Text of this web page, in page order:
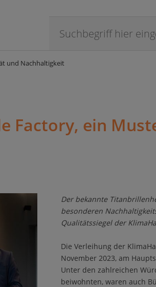
und Nachhaltigkeit
Factory, ein
Der bekannte
besonderen
Qualitätssiegel der
Die Verleihung der
November 2023, am
Unter den zahlreichen
beiwohnten, waren auch